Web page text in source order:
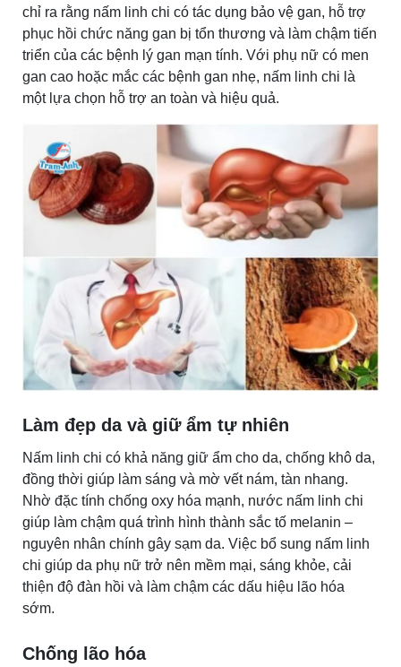
chỉ ra rằng nấm linh chi có tác dụng bảo vệ gan, hỗ trợ
phục hồi chức năng gan bị tổn thương và làm chậm tiến
triển của các bệnh lý gan mạn tính. Với phụ nữ có men
gan cao hoặc mắc các bệnh gan nhẹ, nấm linh chi là
một lựa chọn hỗ trợ an toàn và hiệu quả.
Làm đẹp da và giữ ẩm tự nhiên
Nấm linh chi có khả năng giữ ẩm cho da, chống khô da,
đồng thời giúp làm sáng và mờ vết nám, tàn nhang.
Nhờ đặc tính chống oxy hóa mạnh, nước nấm linh chi
giúp làm chậm quá trình hình thành sắc tố melanin –
nguyên nhân chính gây sạm da. Việc bổ sung nấm linh
chi giúp da phụ nữ trở nên mềm mại, sáng khỏe, cải
thiện độ đàn hồi và làm chậm các dấu hiệu lão hóa
sớm.
Chống lão hóa